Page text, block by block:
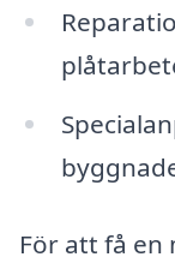
För att få en